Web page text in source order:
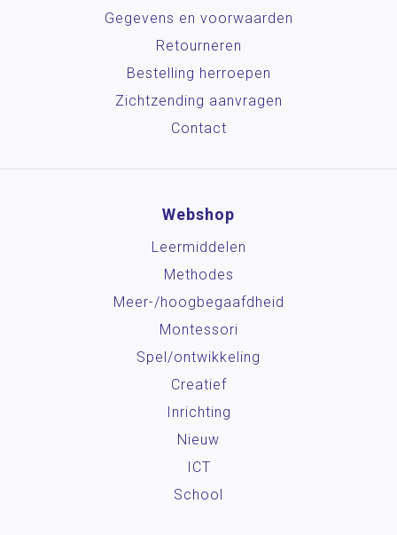
Gegevens en voorwaarden
Retourneren
Bestelling herroepen
Zichtzending aanvragen
Contact
Webshop
Leermiddelen
Methodes
Meer-/hoog­begaafdheid
Montessori
Spel/ontwikkeling
Creatief
Inrichting
Nieuw
ICT
School